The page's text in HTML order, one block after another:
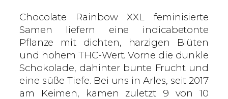
e
d
s
–
f
e
m
Chocolate Rainbow XXL feminisierte
Samen liefern eine indicabetonte
Pflanze mit dichten, harzigen Blüten
und hohem THC-Wert. Vorne die dunkle
Schokolade, dahinter bunte Frucht und
eine süße Tiefe. Bei uns in Arles, seit 2017
am Keimen, kamen zuletzt 9 von 10